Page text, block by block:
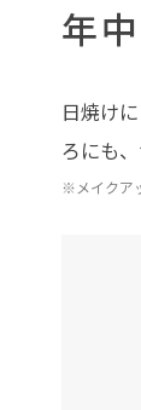
年
日焼け
ろにも
※メイクア